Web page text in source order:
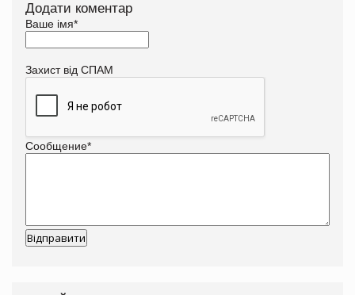
Додати коментар
Ваше імя*
Захист від СПАМ
Сообщение*